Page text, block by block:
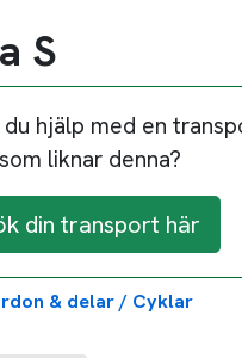
S
hjälp med en
som liknar denna?
din transport här
& delar / Cyklar